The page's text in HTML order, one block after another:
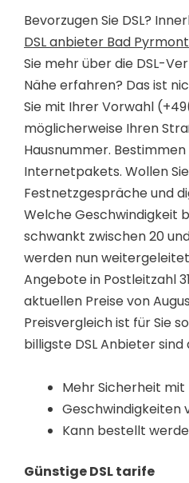
Bevorzugen Sie DSL?
DSL anbieter Bad
Sie mehr über die DSL-
Nähe erfahren? Das ist
Sie mit Ihrer Vorwahl
möglicherweise Ihren
Hausnummer.
Internetpakets. Wollen
Festnetzgespräche und
Welche Geschwindigkeit
schwankt zwischen 20
werden nun weitergeleitet
Angebote in Postleitzahl
aktuellen Preise von
Preisvergleich ist für Sie
billigste DSL Anbieter
Mehr Sicherheit mit
Geschwindigkeiten
Kann bestellt
Günstige DSL tarife